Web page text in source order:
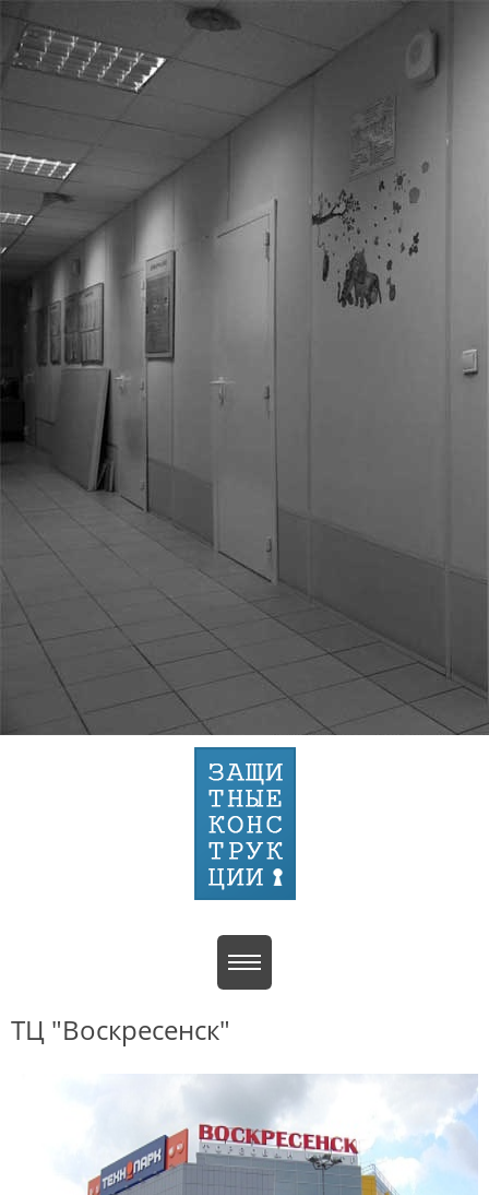
ТЦ "Воскресенск"